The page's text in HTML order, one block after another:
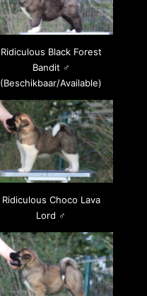
Ridiculous Black Forest
Bandit ♂
(Beschikbaar/Available)
Ridiculous Choco Lava
Lord ♂